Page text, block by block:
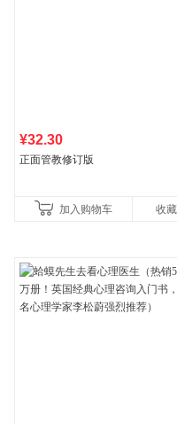
¥32.30
正面管教修订版
加入购物车 收藏